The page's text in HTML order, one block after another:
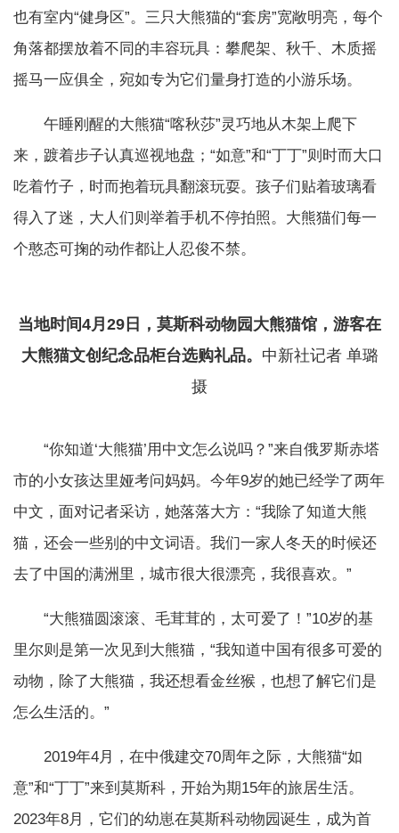
也有室内“健身区”。三只大熊猫的“套房”宽敞明亮，每个
角落都摆放着不同的丰容玩具：攀爬架、秋千、木质摇
摇马一应俱全，宛如专为它们量身打造的小游乐场。
午睡刚醒的大熊猫“喀秋莎”灵巧地从木架上爬下
来，踱着步子认真巡视地盘；“如意”和“丁丁”则时而大口
吃着竹子，时而抱着玩具翻滚玩耍。孩子们贴着玻璃看
得入了迷，大人们则举着手机不停拍照。大熊猫们每一
个憨态可掬的动作都让人忍俊不禁。
当地时间4月29日，莫斯科动物园大熊猫馆，游客在
大熊猫文创纪念品柜台选购礼品。 中新社记者 单璐
摄
“你知道‘大熊猫’用中文怎么说吗？”来自俄罗斯赤塔
市的小女孩达里娅考问妈妈。今年9岁的她已经学了两年
中文，面对记者采访，她落落大方：“我除了知道大熊
猫，还会一些别的中文词语。我们一家人冬天的时候还
去了中国的满洲里，城市很大很漂亮，我很喜欢。”
“大熊猫圆滚滚、毛茸茸的，太可爱了！”10岁的基
里尔则是第一次见到大熊猫，“我知道中国有很多可爱的
动物，除了大熊猫，我还想看金丝猴，也想了解它们是
怎么生活的。”
2019年4月，在中俄建交70周年之际，大熊猫“如
意”和“丁丁”来到莫斯科，开始为期15年的旅居生活。
2023年8月，它们的幼崽在莫斯科动物园诞生，成为首